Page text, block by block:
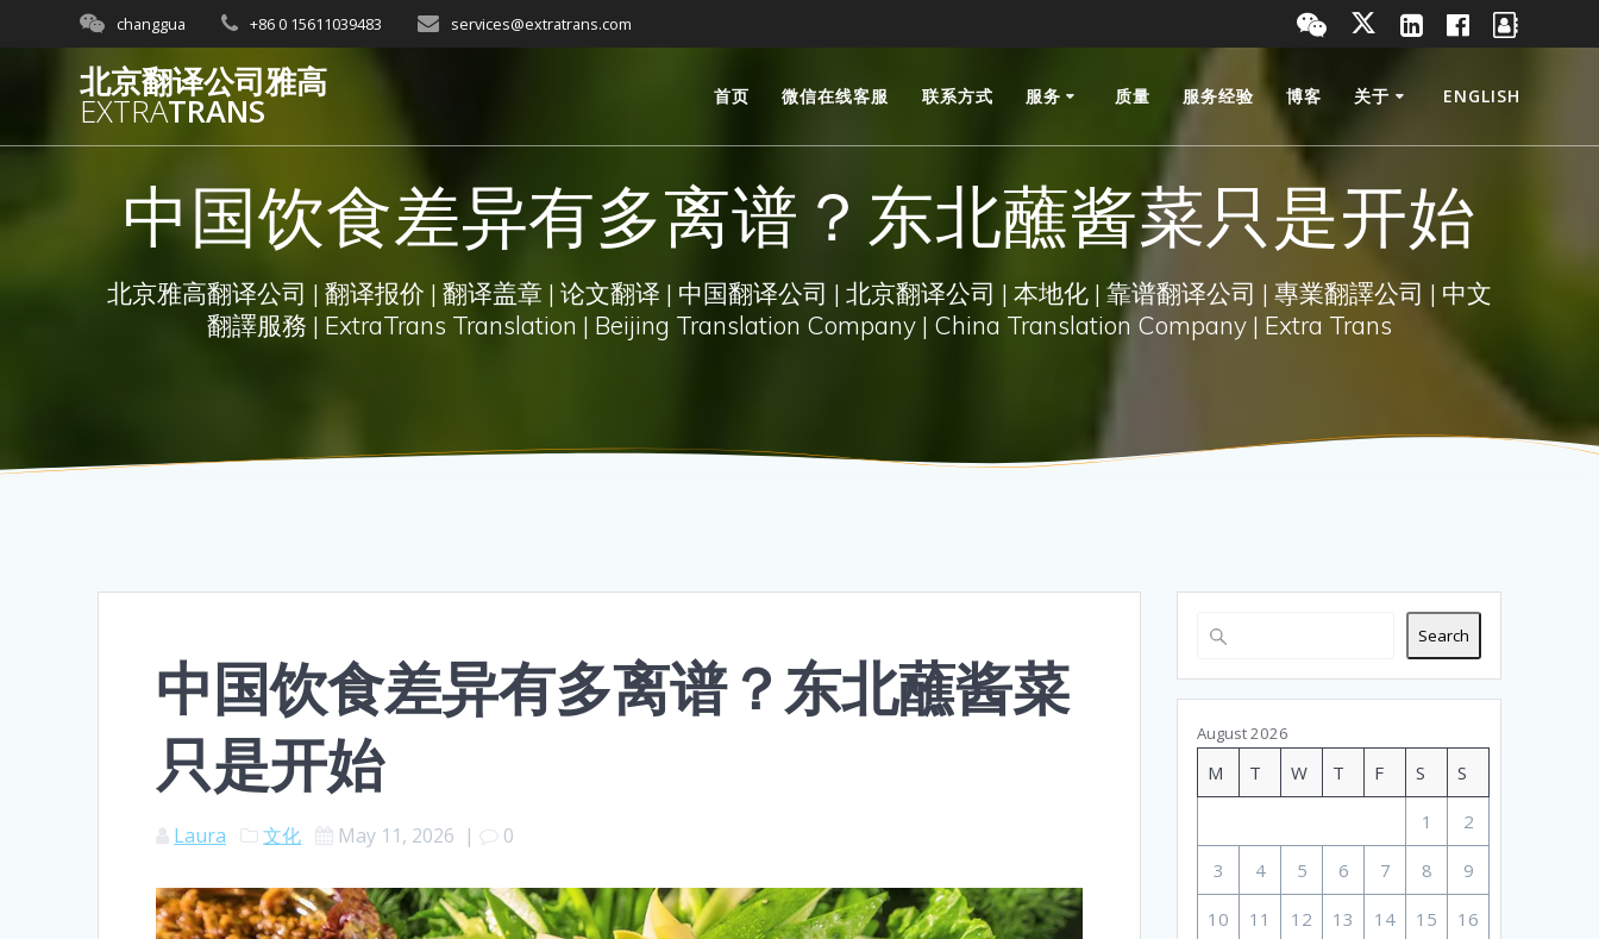
to
changgua +86 0 15611039483 services@extratrans.com
北京翻译公司雅高
EXTRATRANS 首页 微信在线客服 联系方式 服务 质量 服务经验 博客 关于 ENGLISH
中国饮食差异有多离谱？东北蘸酱菜只是开始
北京雅高翻译公司 | 翻译报价 | 翻译盖章 | 论文翻译 | 中国翻译公司 | 北京翻译公司 | 本地化 | 靠谱翻译公司 | 專業翻譯公司 | 中文
翻譯服務 | ExtraTrans Translation | Beijing Translation Company | China Translation Company | Extra Trans
中国饮食差异有多离谱？东北蘸酱菜
只是开始
Laura 文化 May 11, 2026 | 0
Search
August 2026
M T W T F S S
1 2
3 4 5 6 7 8 9
10 11 12 13 14 15 16